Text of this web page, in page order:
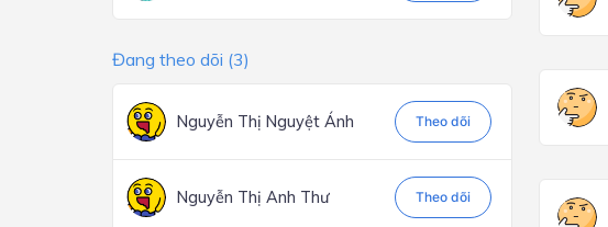
Đang theo dõi (3)
Nguyễn Thị Nguyệt Ánh Theo dõi
Nguyễn Thị Anh Thư Theo dõi